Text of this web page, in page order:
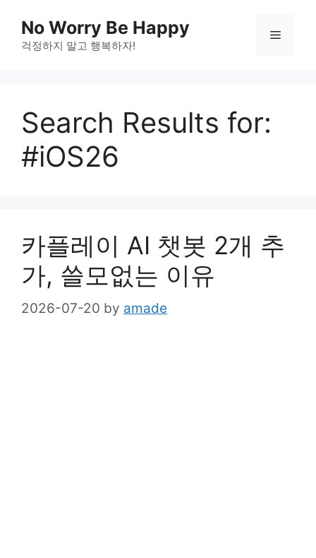
content
No Worry Be Happy
걱정하지 말고 행복하자!
Menu
Search Results for:
#iOS26
카플레이 AI 챗봇 2개 추
가, 쓸모없는 이유
2026-07-20 by amade